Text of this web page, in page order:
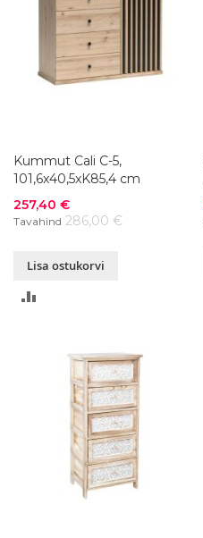
Kummut Cali C-5,
101,6x40,5xK85,4 cm
Soodushind
257,40 €
Tavahind 286,00 €
Lisa ostukorvi